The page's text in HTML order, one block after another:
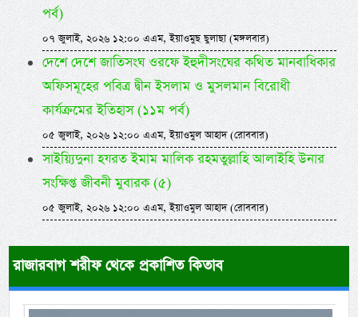
পর্ব)
০৭ জুলাই, ২০২৬ ১২:০০ এএম, ইয়াওমুছ ছুলাছা (মঙ্গলবার)
দেশে দেশে জাতিসংঘ ওরফে ইহুদীসংঘের কথিত মানবাধিকার
অফিসমূহের পবিত্র দ্বীন ইসলাম ও মুসলমান বিরোধী
কার্যক্রমের ইতিহাস (১১ম পর্ব)
০৫ জুলাই, ২০২৬ ১২:০০ এএম, ইয়াওমুল আহাদ (রোববার)
সাইয়্যিদুনা হযরত ইমাম মালিক রহমতুল্লাহি আলাইহি উনার
সংক্ষিপ্ত জীবনী মুবারক (৫)
০৫ জুলাই, ২০২৬ ১২:০০ এএম, ইয়াওমুল আহাদ (রোববার)
রাজারবাগ শরীফ থেকে প্রকাশিত কিতাব